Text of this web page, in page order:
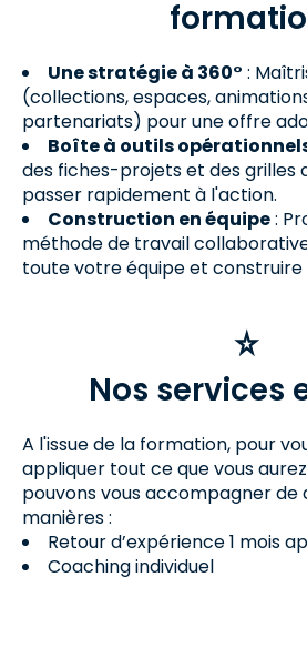
Une stratégie à 360° :
(collections, espaces,
partenariats) pour une offre
Boîte à outils
des fiches-projets et des grilles
passer rapidement à l'action.
Construction en équipe:
méthode de travail
toute votre équipe et
Nos services
A l'issue de la formation, pour
appliquer tout ce que vous
pouvons vous accompagner de
manières :
Retour d’expérience 1 mois
Coaching individuel